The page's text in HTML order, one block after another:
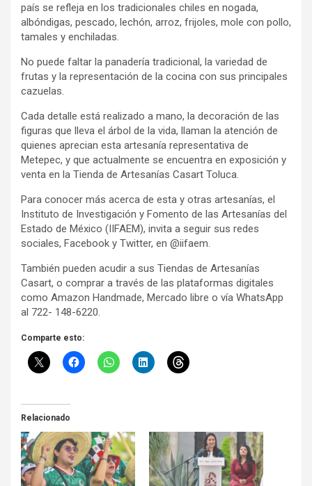
país se refleja en los tradicionales chiles en nogada,
albóndigas, pescado, lechón, arroz, frijoles, mole con pollo,
tamales y enchiladas.
No puede faltar la panadería tradicional, la variedad de
frutas y la representación de la cocina con sus principales
cazuelas.
Cada detalle está realizado a mano, la decoración de las
figuras que lleva el árbol de la vida, llaman la atención de
quienes aprecian esta artesanía representativa de
Metepec, y que actualmente se encuentra en exposición y
venta en la Tienda de Artesanías Casart Toluca.
Para conocer más acerca de esta y otras artesanías, el
Instituto de Investigación y Fomento de las Artesanías del
Estado de México (IIFAEM), invita a seguir sus redes
sociales, Facebook y Twitter, en @iifaem.
También pueden acudir a sus Tiendas de Artesanías
Casart, o comprar a través de las plataformas digitales
como Amazon Handmade, Mercado libre o vía WhatsApp
al 722- 148-6220.
Comparte esto:
Relacionado